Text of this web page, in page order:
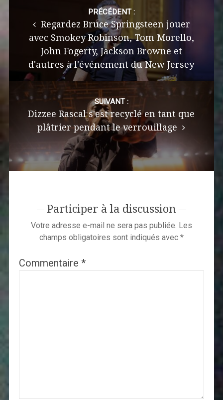
PRÉCÉDENT :
Regardez Bruce Springsteen jouer
avec Smokey Robinson, Tom Morello,
John Fogerty, Jackson Browne et
d'autres à l'événement du New Jersey
SUIVANT :
Dizzee Rascal s'est recyclé en tant que
plâtrier pendant le verrouillage
Participer à la discussion
Votre adresse e-mail ne sera pas publiée. Les
champs obligatoires sont indiqués avec *
Commentaire *